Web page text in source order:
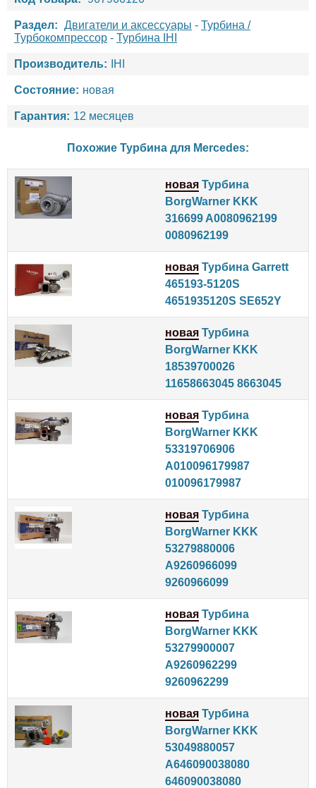
Раздел: Двигатели и аксессуары - Турбина /
Турбокомпрессор - Турбина IHI
Производитель: IHI
Состояние: новая
Гарантия: 12 месяцев
Похожие Турбина для Mercedes:
новая Турбина
BorgWarner KKK
316699 A0080962199
0080962199
новая Турбина Garrett
465193-5120S
4651935120S SE652Y
новая Турбина
BorgWarner KKK
18539700026
11658663045 8663045
новая Турбина
BorgWarner KKK
53319706906
A010096179987
010096179987
новая Турбина
BorgWarner KKK
53279880006
A9260966099
9260966099
новая Турбина
BorgWarner KKK
53279900007
A9260962299
9260962299
новая Турбина
BorgWarner KKK
53049880057
A646090038080
646090038080